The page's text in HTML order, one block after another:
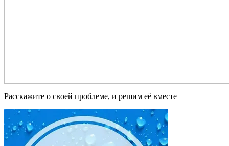
Расскажите о своей проблеме, и решим её вместе